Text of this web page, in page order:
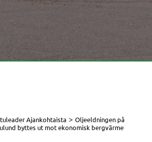
Ajankohtaista > Oljeeldningen på
byttes ut mot ekonomisk bergvärme